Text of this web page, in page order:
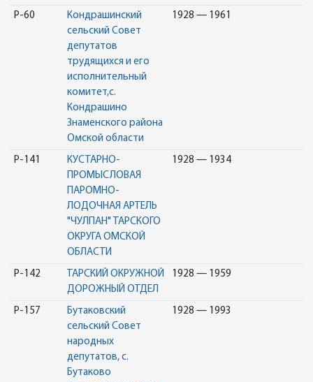
Р-60
Кондрашинский
сельский Совет
депутатов
трудящихся и его
исполнительный
комитет,с.
Кондрашино
Знаменского района
Омской области
1928 — 1961
Р-141
КУСТАРНО-
ПРОМЫСЛОВАЯ
ПАРОМНО-
ЛОДОЧНАЯ АРТЕЛЬ
"ЧУЛПАН" ТАРСКОГО
ОКРУГА ОМСКОЙ
ОБЛАСТИ
1928 — 1934
Р-142
ТАРСКИЙ ОКРУЖНОЙ
ДОРОЖНЫЙ ОТДЕЛ
1928 — 1959
Р-157
Бутаковский
сельский Совет
народных
депутатов, с.
Бутаково
1928 — 1993